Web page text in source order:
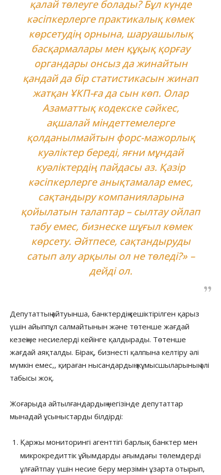
қалай төлеуге болады? Бұл күнде
кәсіпкерлерге практикалық көмек
көрсетудің орнына, шаруашылық
басқармалары мен құқық қорғау
органдары онсыз да жинайтын
қандай да бір статистикасын жинап
жатқан ҰКП-ға да сын көп. Олар
Азаматтық кодекске сәйкес,
ақшалай міндеттемелерге
қолданылмайтын форс-мажорлық
куәліктер береді, яғни мұндай
куәліктердің пайдасы аз. Қазір
кәсіпкерлерге анықтамалар емес,
сақтандыру компанияларына
қойылатын талаптар – сылтау ойлап
табу емес, бизнеске шұғыл көмек
көрсету. Әйтпесе, сақтандыруды
сатып алу арқылы ол не төледі?» –
дейді ол.
Депутаттың айтуынша, банктердің кешіктірілген қарыз
үшін айыппұл салмайтынын және төтенше жағдай
кезеңіне несиелерді кейінге қалдырады. Төтенше
жағдай аяқталды. Бірақ, бизнесті қалпына келтіру әлі
мүмкін емес,, қираған нысандардың жұмысшыларының әлі
табысы жоқ.
Жоғарыда айтылғандардың негізінде депутаттар
мынадай ұсыныстарды білдірді:
Қаржы мониторингі агенттігі барлық банктер мен
микрокредиттік ұйымдарды ағымдағы төлемдерді
ұлғайтпау үшін несие беру мерзімін ұзарта отырып,